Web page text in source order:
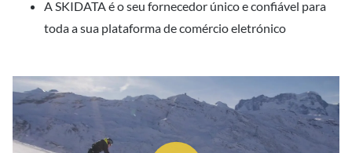
A SKIDATA é o seu fornecedor único e confiável para
toda a sua plataforma de comércio eletrónico